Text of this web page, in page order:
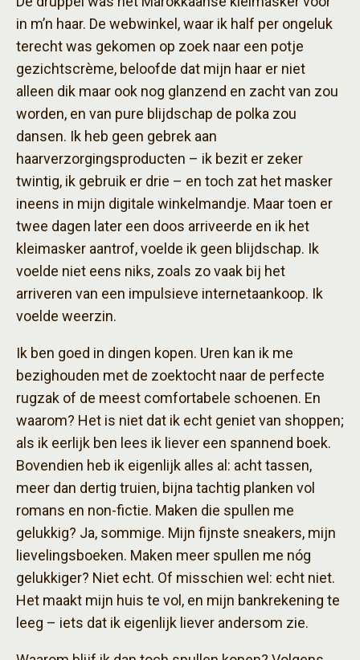
in m’n haar. De webwinkel, waar ik half per ongeluk
terecht was gekomen op zoek naar een potje
gezichtscrème, beloofde dat mijn haar er niet
alleen dik maar ook nog glanzend en zacht van zou
worden, en van pure blijdschap de polka zou
dansen. Ik heb geen gebrek aan
haarverzorgingsproducten – ik bezit er zeker
twintig, ik gebruik er drie – en toch zat het masker
ineens in mijn digitale winkelmandje. Maar toen er
twee dagen later een doos arriveerde en ik het
kleimasker aantrof, voelde ik geen blijdschap. Ik
voelde niet eens niks, zoals zo vaak bij het
arriveren van een impulsieve internetaankoop. Ik
voelde weerzin.
Ik ben goed in dingen kopen. Uren kan ik me
bezighouden met de zoektocht naar de perfecte
rugzak of de meest comfortabele schoenen. En
waarom? Het is niet dat ik echt geniet van shoppen;
als ik eerlijk ben lees ik liever een spannend boek.
Bovendien heb ik eigenlijk alles al: acht tassen,
meer dan dertig truien, bijna tachtig planken vol
romans en non-fictie. Maken die spullen me
gelukkig? Ja, sommige. Mijn fijnste sneakers, mijn
lievelingsboeken. Maken meer spullen me nóg
gelukkiger? Niet echt. Of misschien wel: echt niet.
Het maakt mijn huis te vol, en mijn bankrekening te
leeg – iets dat ik eigenlijk liever andersom zie.